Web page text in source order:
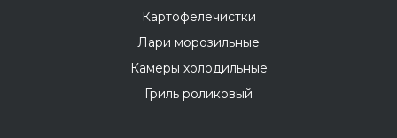
Картофелечистки
Лари морозильные
Камеры холодильные
Гриль роликовый